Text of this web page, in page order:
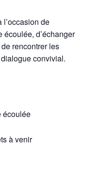
de
écoulée, d’échanger
rencontrer les
convivial.
écoulée
à venir